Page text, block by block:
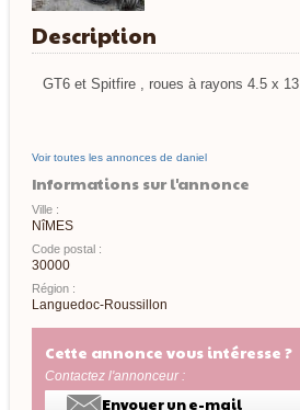
Description
GT6 et Spitfire , roues à rayons 4.5 x 13
Voir toutes les annonces de daniel
Informations sur l'annonce
Ville :
NîMES
Code postal :
30000
Région :
Languedoc-Roussillon
Cette annonce vous intéresse ?
Contactez l'annonceur :
Envoyer un e-mail